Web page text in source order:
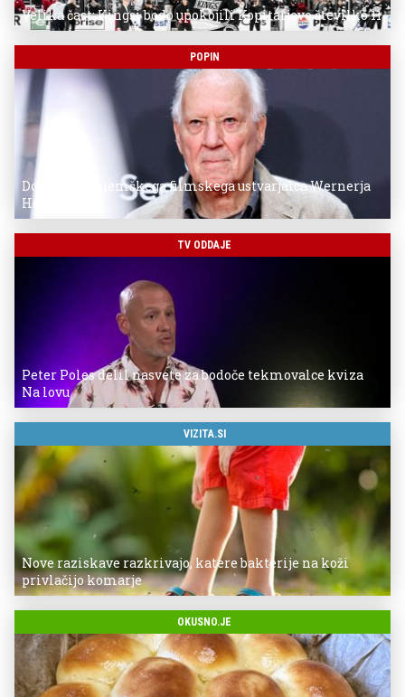
Velika čast: Kingsi bodo upokojili Kopitarjevo številko 11
POPIN
Donostia za nemškega filmskega ustvarjalca Wernerja
Herzoga
TV ODDAJE
Peter Poles delil nasvete za bodoče tekmovalce kviza
Na lovu
VIZITA.SI
Nove raziskave razkrivajo, katere bakterije na koži
privlačijo komarje
OKUSNO.JE